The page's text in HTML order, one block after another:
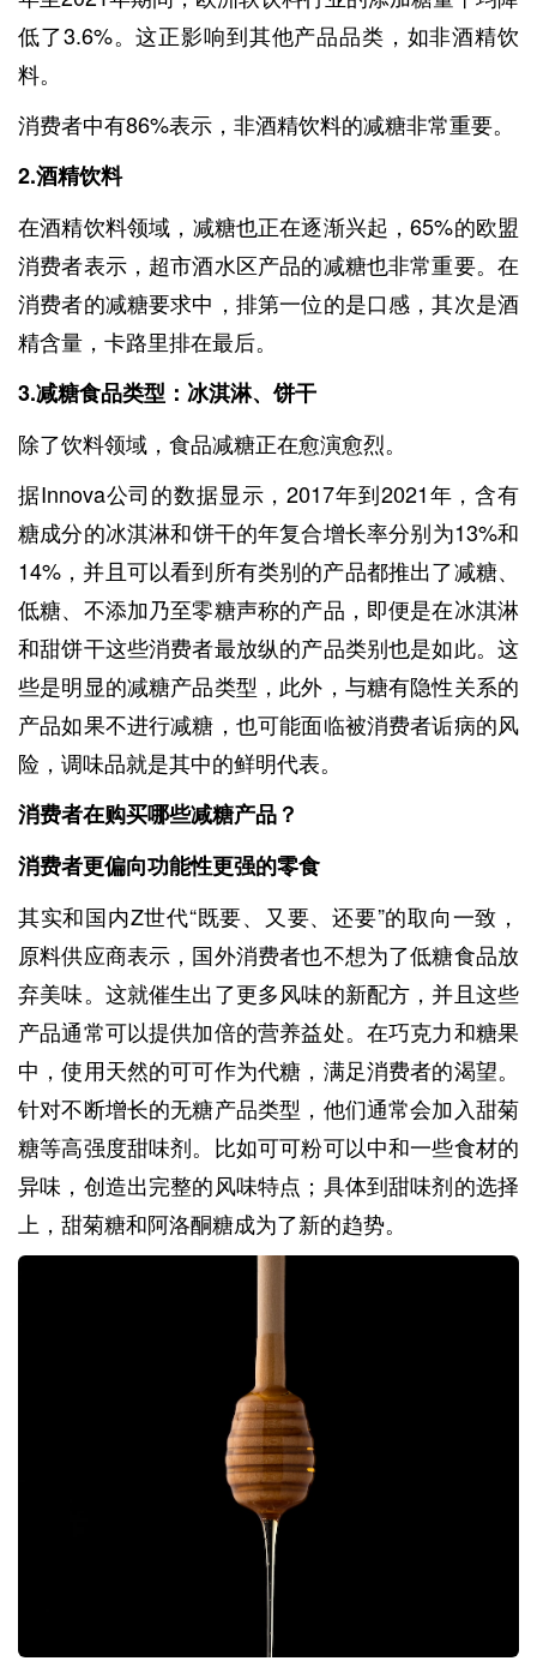
低了3.6%。这正影响到其他产品品类，如非酒精饮
料。
消费者中有86%表示，非酒精饮料的减糖非常重要。
2.酒精饮料
在酒精饮料领域，减糖也正在逐渐兴起，65%的欧盟
消费者表示，超市酒水区产品的减糖也非常重要。在
消费者的减糖要求中，排第一位的是口感，其次是酒
精含量，卡路里排在最后。
3.减糖食品类型：冰淇淋、饼干
除了饮料领域，食品减糖正在愈演愈烈。
据Innova公司的数据显示，2017年到2021年，含有
糖成分的冰淇淋和饼干的年复合增长率分别为13%和
14%，并且可以看到所有类别的产品都推出了减糖、
低糖、不添加乃至零糖声称的产品，即便是在冰淇淋
和甜饼干这些消费者最放纵的产品类别也是如此。这
些是明显的减糖产品类型，此外，与糖有隐性关系的
产品如果不进行减糖，也可能面临被消费者诟病的风
险，调味品就是其中的鲜明代表。
消费者在购买哪些减糖产品？
消费者更偏向功能性更强的零食
其实和国内Z世代“既要、又要、还要”的取向一致，
原料供应商表示，国外消费者也不想为了低糖食品放
弃美味。这就催生出了更多风味的新配方，并且这些
产品通常可以提供加倍的营养益处。在巧克力和糖果
中，使用天然的可可作为代糖，满足消费者的渴望。
针对不断增长的无糖产品类型，他们通常会加入甜菊
糖等高强度甜味剂。比如可可粉可以中和一些食材的
异味，创造出完整的风味特点；具体到甜味剂的选择
上，甜菊糖和阿洛酮糖成为了新的趋势。